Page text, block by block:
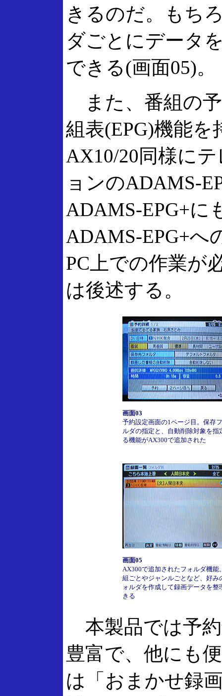
きるのだ。もち
ダごとにデータ
できる(画面05)。
また、番組の
組表(EPG)機能
AX10/20同様に
ョンのADAMS-
ADAMS-EPG+に
ADAMS-EPG+へ
PC上での作業が
は後述する。
画面03
予約設定画面の1ページ目。保存
ルダの指定と、自動削除対象を指
る機能がAX300で追加された
画面05
AX300で追加されたフォルダ機能
組ごとやジャンルごとなど、好み
ォルダを作成して録画データを整
きる
本製品では予
豊富で、他にも
は「おまかせ録